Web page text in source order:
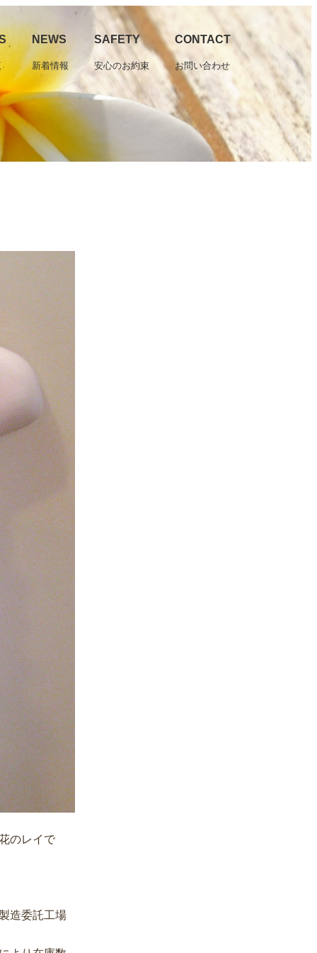
NEWS
新着情報
SAFETY
安心のお約束
CONTACT
お問い合わせ
のレイで
造委託工場